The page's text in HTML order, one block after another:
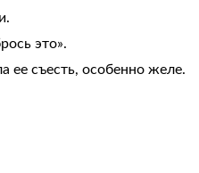
это».
ее съесть, особенно желе.